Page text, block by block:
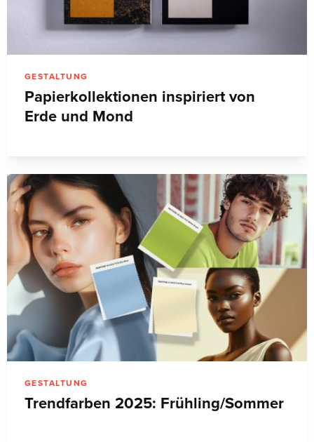
GESTALTUNG
Papierkollektionen inspiriert von
Erde und Mond
GESTALTUNG
Trendfarben 2025: Frühling/Sommer